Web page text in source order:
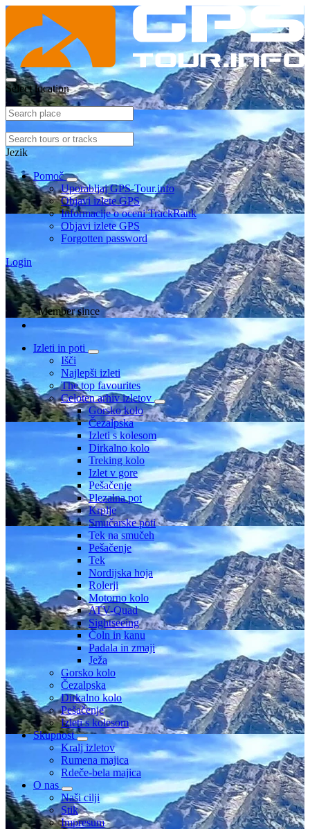
Select location
Jezik
Pomoč
Uporabljaj GPS-Tour.info
Objavi izlete GPS
Informacije o oceni TrackRank
Objavi izlete GPS
Forgotten password
Login
Member since
Izleti in poti
Išči
Najlepši izleti
The top favourites
Celoten arhiv izletov
Gorsko kolo
Čezalpska
Izleti s kolesom
Dirkalno kolo
Treking kolo
Izlet v gore
Pešačenje
Plezalna pot
Krplje
Smučarske poti
Tek na smučeh
Pešačenje
Tek
Nordijska hoja
Rolerji
Motorno kolo
ATV-Quad
Sightseeing
Čoln in kanu
Padala in zmaji
Ježa
Gorsko kolo
Čezalpska
Dirkalno kolo
Pešačenje
Izleti s kolesom
Skupnost
Kralj izletov
Rumena majica
Rdeče-bela majica
O nas
Naši cilji
Stik
Impresum